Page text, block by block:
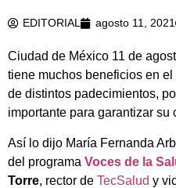
EDITORIAL agosto 11, 2021
Ciudad de México 11 de
tiene muchos beneficios en
de distintos padecimientos,
importante para garantizar su
Así lo dijo María Fernanda
del programa Voces de la
Torre, rector de TecSalud y